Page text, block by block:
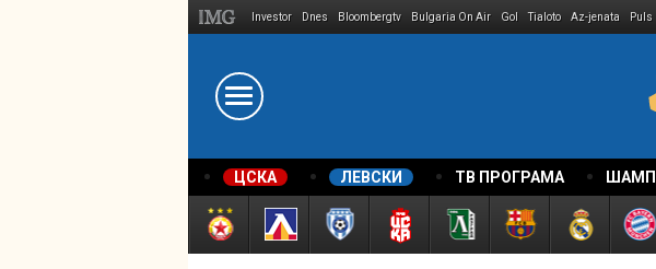
Investor Dnes Bloombergtv Bulgaria On Air Gol Tialoto Az-jenata Puls
ЦСКА ЛЕВСКИ ТВ ПРОГРАМА